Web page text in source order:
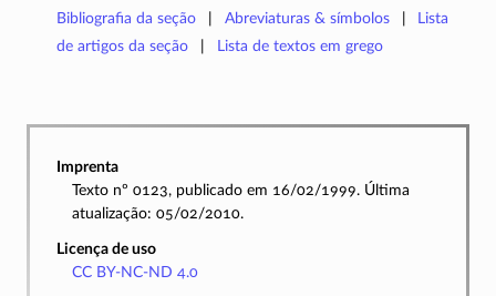
Bibliografia da seção Abreviaturas & símbolos
Lista
de artigos da seção
Lista de textos em grego
Imprenta
Texto nº 0123, publicado em 16/02/1999. Última
atualização: 05/02/2010.
Licença de uso
CC BY-NC-ND 4.0